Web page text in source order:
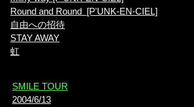
Round and Round [P'UNK-EN-CIEL]
自由への招待
STAY AWAY
虹
​SMILE TOUR
2004/6/13